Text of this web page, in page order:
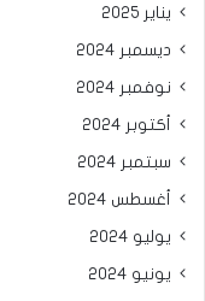
يناير 2025
ديسمبر 2024
نوفمبر 2024
أكتوبر 2024
سبتمبر 2024
أغسطس 2024
يوليو 2024
يونيو 2024